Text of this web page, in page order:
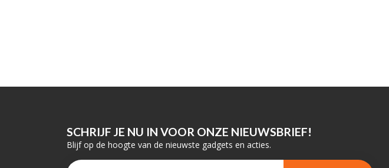
SCHRIJF JE NU IN VOOR ONZE NIEUWSBRIEF!
Blijf op de hoogte van de nieuwste gadgets en acties.